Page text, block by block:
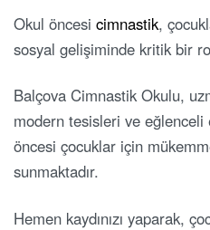
Okul öncesi cimnastik,
sosyal gelişiminde kritik bir
Balçova Cimnastik Okulu,
modern tesisleri ve
öncesi çocuklar için
sunmaktadır.
Hemen kaydınızı yaparak,